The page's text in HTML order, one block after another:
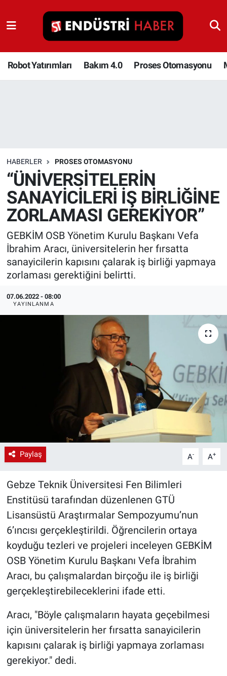
Robot Yatırımları Bakım 4.0 Proses Otomasyonu
HABERLER PROSES OTOMASYONU
“ÜNİVERSİTELERİN
SANAYİCİLERİ İŞ BİRLİĞİNE
ZORLAMASI GEREKİYOR”
GEBKİM OSB Yönetim Kurulu Başkanı Vefa
İbrahim Aracı, üniversitelerin her fırsatta
sanayicilerin kapısını çalarak iş birliği yapmaya
zorlaması gerektiğini belirtti.
07.06.2022 - 08:00
YAYINLANMA
Paylaş A- A+
Gebze Teknik Üniversitesi Fen Bilimleri
Enstitüsü tarafından düzenlenen GTÜ
Lisansüstü Araştırmalar Sempozyumu’nun
6’ıncısı gerçekleştirildi. Öğrencilerin ortaya
koyduğu tezleri ve projeleri inceleyen GEBKİM
OSB Yönetim Kurulu Başkanı Vefa İbrahim
Aracı, bu çalışmalardan birçoğu ile iş birliği
gerçekleştirebileceklerini ifade etti.
Aracı, "Böyle çalışmaların hayata geçebilmesi
için üniversitelerin her fırsatta sanayicilerin
kapısını çalarak iş birliği yapmaya zorlaması
gerekiyor." dedi.
Robot Yatırımları
Bakım 4.0
Depolama Çözümleri
İnşaat ve Malzeme
HaberOrtak
EndüstriST
Enerjisini Üreten Fabrikalar
Endüstri 4.0 Uygulamaları
Ağır Sanayi Çözümleri